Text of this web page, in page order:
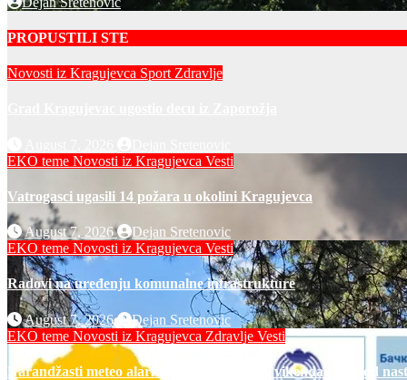
PROPUSTILI STE
Novosti iz Kragujevca Sport Zdravlje
EKO teme Novosti iz Kragujevca Vesti
Vatrogasci ugasili 14 požara u okolini Kragujevca
August 7, 2026
Dejan Sretenovic
EKO teme Novosti iz Kragujevca Vesti
Radovi na uređenju komunalne infrastrukture
August 7, 2026
Dejan Sretenovic
EKO teme Novosti iz Kragujevca Zdravlje Vesti
Narandžasti meteo alarm u petak i za dane vikenda: rizik od